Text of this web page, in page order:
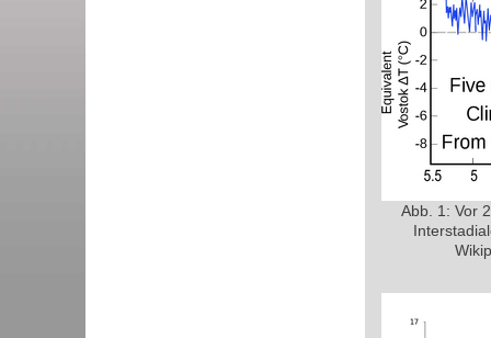
Abb. 1: Vor